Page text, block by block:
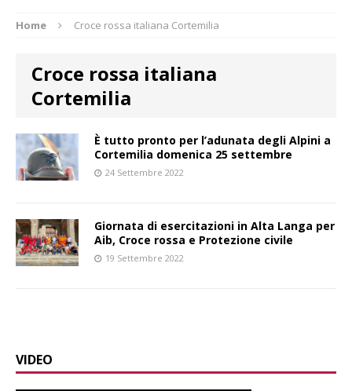
Home Croce rossa italiana Cortemilia
Croce rossa italiana
Cortemilia
È tutto pronto per l’adunata degli Alpini a
Cortemilia domenica 25 settembre
24 Settembre 2022
Giornata di esercitazioni in Alta Langa per
Aib, Croce rossa e Protezione civile
19 Settembre 2022
VIDEO